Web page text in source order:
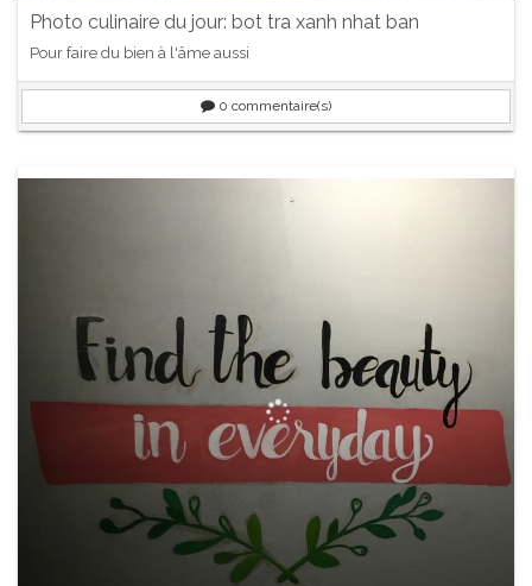
Photo culinaire du jour: bot tra xanh nhat ban
Pour faire du bien à l'âme aussi
0 commentaire(s)